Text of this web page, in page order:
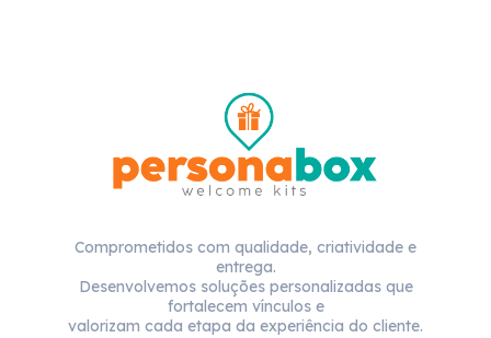
Comprometidos com qualidade, criatividade e
entrega.
Desenvolvemos soluções personalizadas que
fortalecem vínculos e
valorizam cada etapa da experiência do cliente.